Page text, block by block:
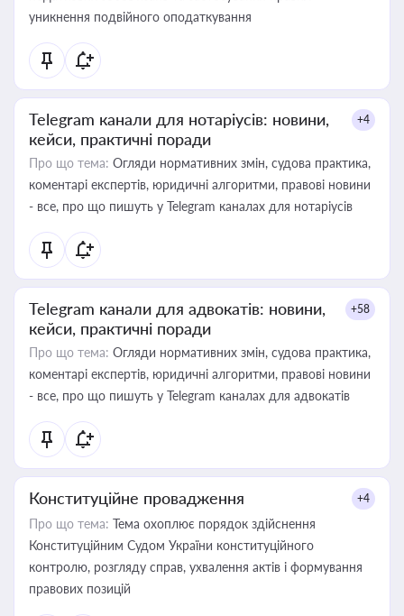
уникнення подвійного оподаткування
Telegram канали для нотаріусів: новини,
кейси, практичні поради
+4
Про що тема: Огляди нормативних змін, судова практика,
коментарі експертів, юридичні алгоритми, правові новини
- все, про що пишуть у Telegram каналах для нотаріусів
Telegram канали для адвокатів: новини,
кейси, практичні поради
+58
Про що тема: Огляди нормативних змін, судова практика,
коментарі експертів, юридичні алгоритми, правові новини
- все, про що пишуть у Telegram каналах для адвокатів
Конституційне провадження +4
Про що тема: Тема охоплює порядок здійснення
Конституційним Судом України конституційного
контролю, розгляду справ, ухвалення актів і формування
правових позицій